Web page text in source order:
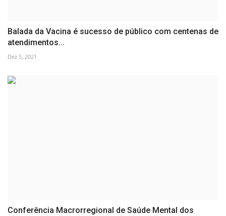
Balada da Vacina é sucesso de público com centenas de
atendimentos...
Dez 5, 2021
Conferência Macrorregional de Saúde Mental dos